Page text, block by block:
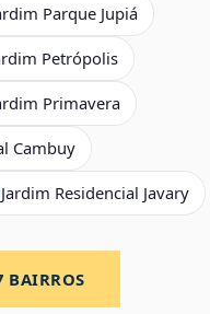
Parque Jupiá
Petrópolis
Primavera
Cambuy
Jardim Residencial Javary
BAIRROS